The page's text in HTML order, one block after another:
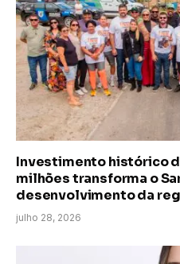
Investimento histórico
milhões transforma o
desenvolvimento da
julho 28, 2026